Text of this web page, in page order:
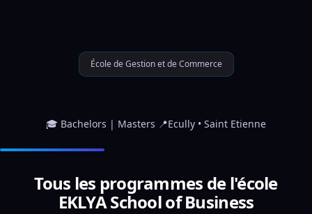
École de Gestion et de Commerce
🎓 Bachelors | Masters 📍Ecully • Saint Etienne
Tous les programmes de l'école
EKLYA School of Business